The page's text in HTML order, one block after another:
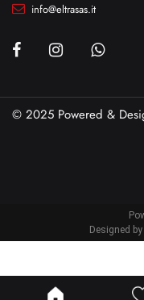
info@eltrasas.it
© 2025 Powered &
Designed